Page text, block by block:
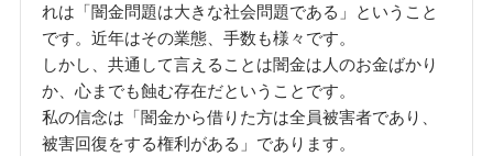
れは「闇金問題は大きな社会問題である」ということ
です。近年はその業態、手数も様々です。
しかし、共通して言えることは闇金は人のお金ばかり
か、心までも蝕む存在だということです。
私の信念は「闇金から借りた方は全員被害者であり、
被害回復をする権利がある」であります。